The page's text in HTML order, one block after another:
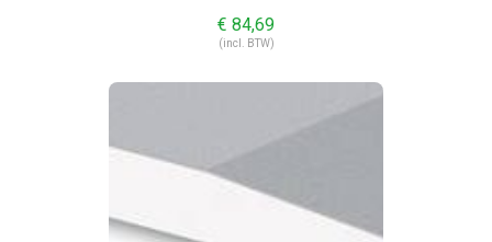
€ 84,69
(incl. BTW)